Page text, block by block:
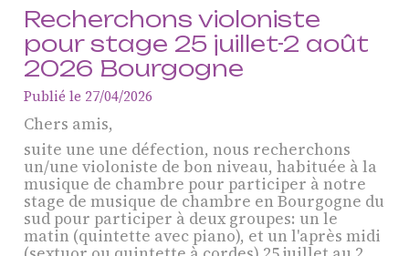
Recherchons violoniste
pour stage 25 juillet-2 août
2026 Bourgogne
Publié le 27/04/2026
Chers amis,
suite une une défection, nous recherchons
un/une violoniste de bon niveau, habituée à la
musique de chambre pour participer à notre
stage de musique de chambre en Bourgogne du
sud pour participer à deux groupes: un le
matin (quintette avec piano), et un l'après midi
ProQuartet - Centre
Européen de Musique de